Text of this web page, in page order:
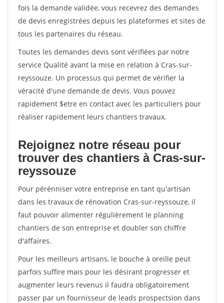
fois la demande validée, vous recevrez des demandes
de devis enregistrées depuis les plateformes et sites de
tous les partenaires du réseau.
Toutes les demandes devis sont vérifiées par notre
service Qualité avant la mise en relation à Cras-sur-
reyssouze. Un processus qui permet de vérifier la
véracité d'une demande de devis. Vous pouvez
rapidement $etre en contact avec les particuliers pour
réaliser rapidement leurs chantiers travaux.
Rejoignez notre réseau pour
trouver des chantiers à Cras-sur-
reyssouze
Pour pérénniser votre entreprise en tant qu'artisan
dans les travaux de rénovation Cras-sur-reyssouze, il
faut pouvoir alimenter régulièrement le planning
chantiers de son entreprise et doubler son chiffre
d'affaires.
Pour les meilleurs artisans, le bouche à oreille peut
parfois suffire mais pour les désirant progresser et
augmenter leurs revenus il faudra obligatoirement
passer par un fournisseur de leads prospectsion dans